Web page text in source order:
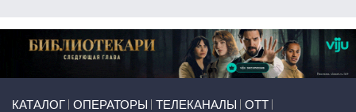
КАТАЛОГ ОПЕРАТОРЫ ТЕЛЕКАНАЛЫ ОТТ